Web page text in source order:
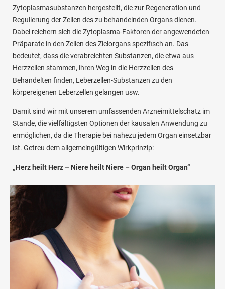
Zytoplasmasubstanzen hergestellt, die zur Regeneration und
Regulierung der Zellen des zu behandelnden Organs dienen.
Dabei reichern sich die Zytoplasma-Faktoren der angewendeten
Präparate in den Zellen des Zielorgans spezifisch an. Das
bedeutet, dass die verabreichten Substanzen, die etwa aus
Herzzellen stammen, ihren Weg in die Herzzellen des
Behandelten finden, Leberzellen-Substanzen zu den
körpereigenen Leberzellen gelangen usw.
Damit sind wir mit unserem umfassenden Arzneimittelschatz im
Stande, die vielfältigsten Optionen der kausalen Anwendung zu
ermöglichen, da die Therapie bei nahezu jedem Organ einsetzbar
ist. Getreu dem allgemeingültigen Wirkprinzip:
„Herz heilt Herz – Niere heilt Niere – Organ heilt Organ“